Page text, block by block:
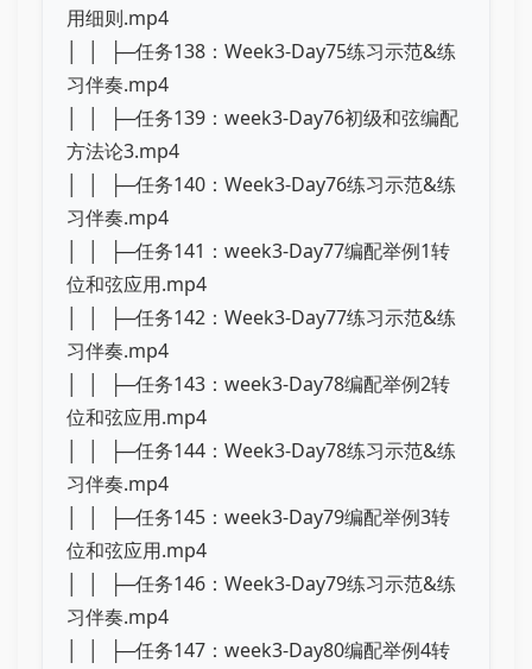
用细则.mp4
│ │ ├─任务138：Week3-Day75练习示范&练
习伴奏.mp4
│ │ ├─任务139：week3-Day76初级和弦编配
方法论3.mp4
│ │ ├─任务140：Week3-Day76练习示范&练
习伴奏.mp4
│ │ ├─任务141：week3-Day77编配举例1转
位和弦应用.mp4
│ │ ├─任务142：Week3-Day77练习示范&练
习伴奏.mp4
│ │ ├─任务143：week3-Day78编配举例2转
位和弦应用.mp4
│ │ ├─任务144：Week3-Day78练习示范&练
习伴奏.mp4
│ │ ├─任务145：week3-Day79编配举例3转
位和弦应用.mp4
│ │ ├─任务146：Week3-Day79练习示范&练
习伴奏.mp4
│ │ ├─任务147：week3-Day80编配举例4转